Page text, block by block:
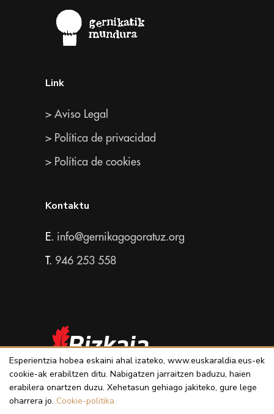
Link
> Aviso Legal
> Política de privacidad
> Política de cookies
Kontaktu
E. info@gernikagogoratuz.org
T. 946 253 558
Esperientzia hobea eskaini ahal izateko, www.euskaraldia.eus-ek
cookie-ak erabiltzen ditu. Nabigatzen jarraitzen baduzu, haien
erabilera onartzen duzu. Xehetasun gehiago jakiteko, gure lege
oharrera jo. Cookie-politika.